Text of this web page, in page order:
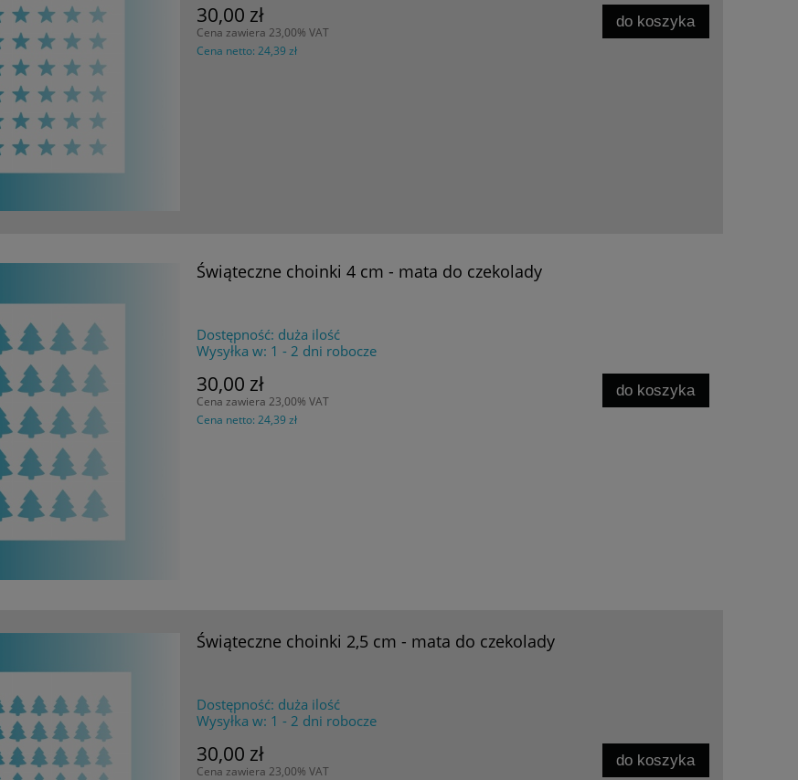
30,00 zł
Cena zawiera 23,00% VAT
Cena netto:24,39 zł
do koszyka
Świąteczne choinki 4 cm - mata do czekolady
Dostępność: duża ilość
Wysyłka w: 1 - 2 dni robocze
30,00 zł
Cena zawiera 23,00% VAT
Cena netto:24,39 zł
do koszyka
Świąteczne choinki 2,5 cm - mata do czekolady
Dostępność: duża ilość
Wysyłka w: 1 - 2 dni robocze
30,00 zł
Cena zawiera 23,00% VAT
do koszyka